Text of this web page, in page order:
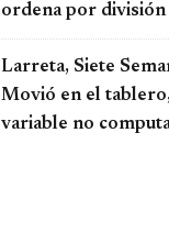
ordena por división
Larreta, Siete
Movió en el
variable no